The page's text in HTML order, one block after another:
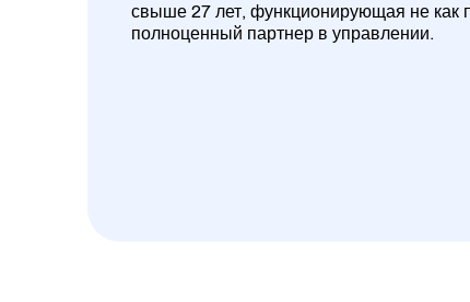
свыше 27 лет, функционирующая не как
полноценный партнер в управлении.